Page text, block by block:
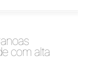
com alta